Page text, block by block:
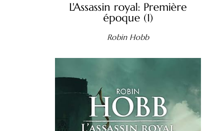
L'Assassin royal: Première
époque (1)
Robin Hobb